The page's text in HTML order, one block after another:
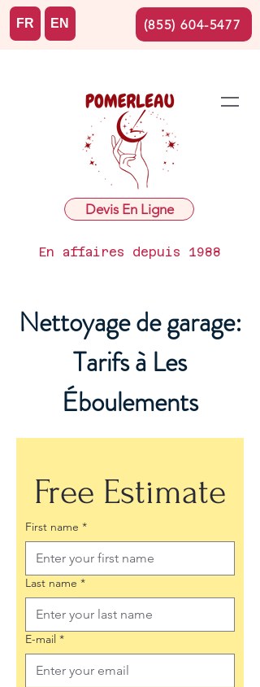
Devis En Ligne
En affaires depuis 1988
FR EN (855) 604-5477
Nettoyage de garage:
Tarifs à Les
Éboulements
Free Estimate
First name *
Last name *
E-mail *